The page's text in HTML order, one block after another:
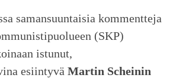
samansuuntaisia kommentteja
(SKP)
istunut,
esiintyvä Martin Scheinin